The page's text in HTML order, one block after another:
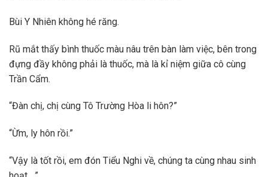
Bùi Y Nhiên không hé răng.
Rũ mắt thấy bình thuốc màu nâu trên bàn làm việc, bên trong
đựng đầy không phải là thuốc, mà là kỉ niệm giữa cô cùng
Trần Cẩm.
“Đàn chị, chị cùng Tô Trường Hòa li hôn?”
“Ừm, ly hôn rồi.”
“Vậy là tốt rồi, em đón Tiểu Nghi về, chúng ta cùng nhau sinh